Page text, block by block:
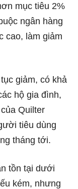
mục tiêu 2%
ngân hàng
cao, làm giảm
giảm, có khả
hộ gia đình,
Quilter
tiêu dùng
tháng tới.
tồn tại dưới
kém, nhưng